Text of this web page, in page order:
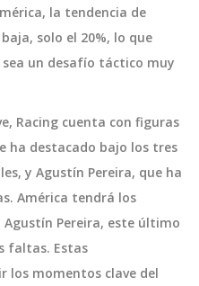
la tendencia de
solo el 20%, lo que
un desafío táctico muy
Racing cuenta con figuras
ha destacado bajo los tres
y Agustín Pereira, que ha
América tendrá los
Agustín Pereira, este último
faltas. Estas
los momentos clave del